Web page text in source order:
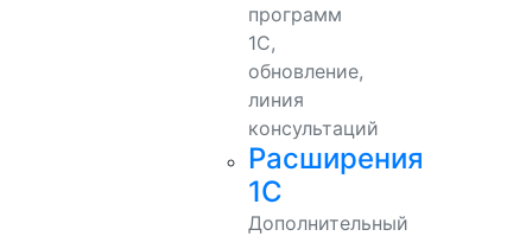
программ
1С,
обновление,
линия
консультаций
Расширения
1С
Дополнительный